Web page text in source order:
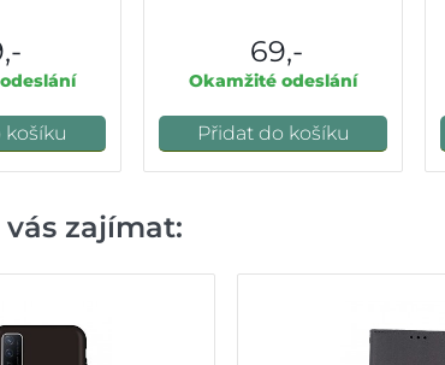
košíku
69,-
Okamžité odeslání
Přidat do košíku
zajímat: